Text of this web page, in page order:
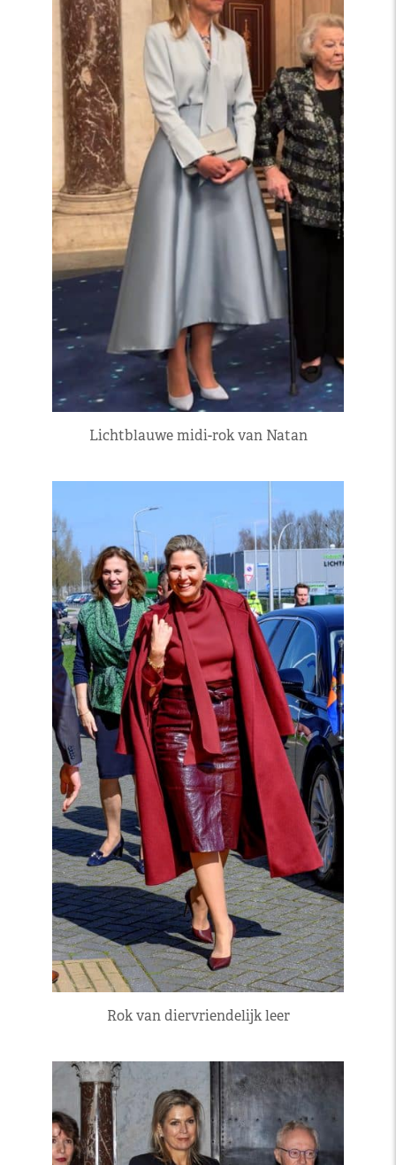
Lichtblauwe midi-rok van Natan
Rok van diervriendelijk leer